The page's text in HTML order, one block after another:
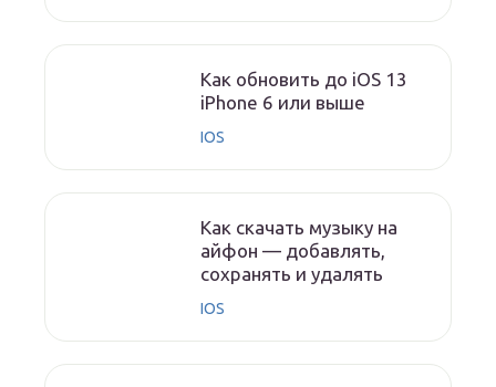
Как обновить до iOS 13
iPhone 6 или выше
IOS
Как скачать музыку на
айфон — добавлять,
сохранять и удалять
IOS